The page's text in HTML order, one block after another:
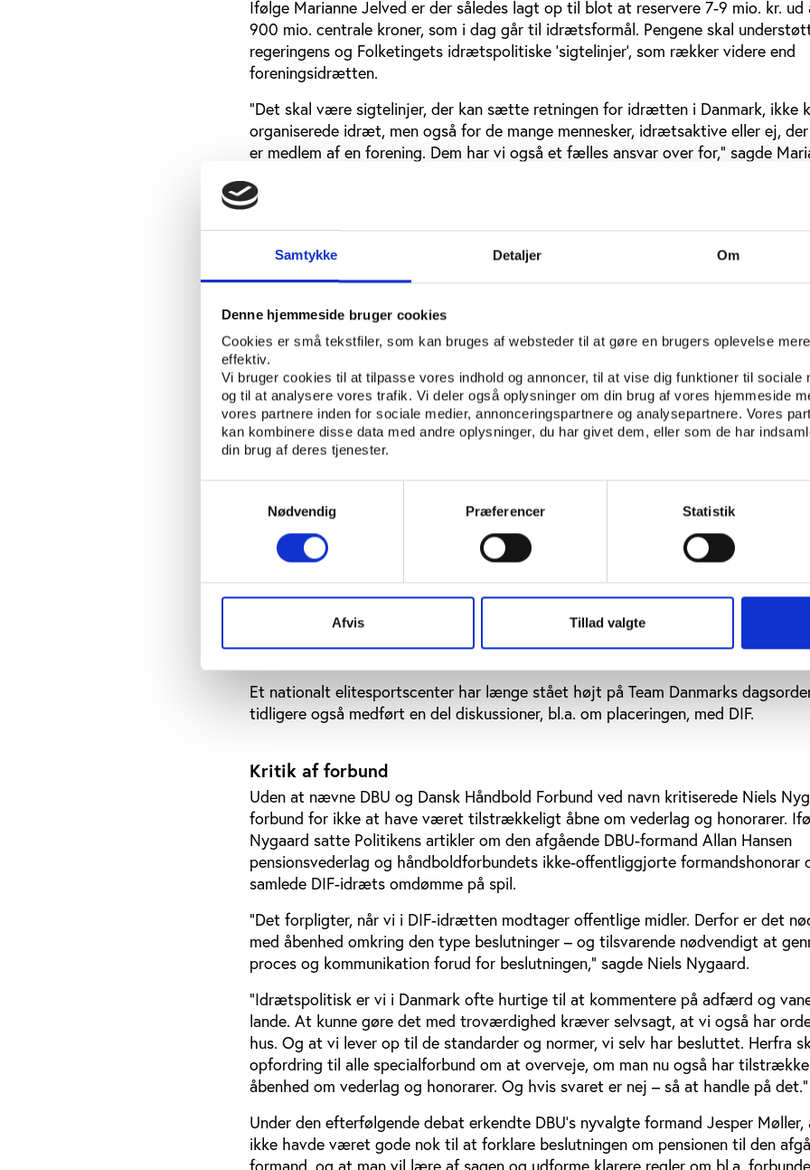
Samtykke Detaljer Om
Denne hjemmeside bruger cookies
Cookies er små tekstfiler, som kan bruges af websteder til at gøre en brugers oplevelse mere
effektiv.
Vi bruger cookies til at tilpasse vores indhold og annoncer, til at vise dig funktioner til sociale
og til at analysere vores trafik. Vi deler også oplysninger om din brug af vores hjemmeside
vores partnere inden for sociale medier, annonceringspartnere og analysepartnere. Vores
kan kombinere disse data med andre oplysninger, du har givet dem, eller som de har
din brug af deres tjenester.
Nødvendig
Præferencer Statistik
Afvis Tillad valgte
Ifølge Marianne Jelved er der således lagt op til blot at reservere 7-9 mio. kr. ud
900 mio. centrale kroner, som i dag går til idrætsformål. Pengene skal
regeringens og Folketingets idrætspolitiske ’sigtelinjer’, som rækker videre end
foreningsidrætten.
”Det skal være sigtelinjer, der kan sætte retningen for idrætten i Danmark, ikke
organiserede idræt, men også for de mange mennesker, idrætsaktive eller ej,
er medlem af en forening. Dem har vi også et fælles ansvar over for,” sagde
”flydende og individorienteret tidsalder" skaber for det folkeoplysende
Visionsarbejde uden Team Danmark
I sin beretning advarede Niels Nygaard også mod, at dansk eliteidræt trods
længere sigt. Ifølge Niels Nygaard er der en risiko for, at det bredere og mindre
elitearbejde i mange forbund bliver frakoblet Team Danmarks arbejde med den
internationale top. ”Kun ved at gøre tingene lidt anderledes og lidt smartere end
vil dansk idræt fortsat kunne gøre sig gældende. DIF’s bestyrelse har derfor
igangsætte et visionsarbejde for eliteidrætsarbejdet i Danmark. Det vil ske i
med udarbejdelse af DIF’s politiske program for perioden 2015 til 2020,” sagde
Nygaard i sin beretning.
om at deltage i visionsarbejdet. ”Vi regner naturligvis med at kunne trække på
Danmarks ekspertise. Og vi håber, at Team Danmark på et senere tidspunkt vil
arbejdet.”
Til gengæld er DIF og Team Danmark tæt på at nå til enighed om et fælles
for en arbejdsgruppe med repræsentanter for DIF, Team Danmark, udøvere og
specialforbund, der skal undersøge og beskrive, hvordan et eventuelt nyt
elitesportscenter’ kan organiseres, og hvilke opgaver det i givet fald skal løse.
Et nationalt elitesportscenter har længe stået højt på Team Danmarks
tidligere også medført en del diskussioner, bl.a. om placeringen, med DIF.
Kritik af forbund
Uden at nævne DBU og Dansk Håndbold Forbund ved navn kritiserede Niels
forbund for ikke at have været tilstrækkeligt åbne om vederlag og honorarer.
Nygaard satte Politikens artikler om den afgående DBU-formand Allan Hansen
pensionsvederlag og håndboldforbundets ikke-offentliggjorte formandshonorar
samlede DIF-idræts omdømme på spil.
”Det forpligter, når vi i DIF-idrætten modtager offentlige midler. Derfor er det
med åbenhed omkring den type beslutninger – og tilsvarende nødvendigt at
proces og kommunikation forud for beslutningen,” sagde Niels Nygaard.
”Idrætspolitisk er vi i Danmark ofte hurtige til at kommentere på adfærd og
lande. At kunne gøre det med troværdighed kræver selvsagt, at vi også har
hus. Og at vi lever op til de standarder og normer, vi selv har besluttet. Herfra
opfordring til alle specialforbund om at overveje, om man nu også har
åbenhed om vederlag og honorarer. Og hvis svaret er nej – så at handle på det.”
Under den efterfølgende debat erkendte DBU’s nyvalgte formand Jesper Møller,
ikke havde været gode nok til at forklare beslutningen om pensionen til den
formand, og at man vil lære af sagen og udforme klarere regler om bl.a.